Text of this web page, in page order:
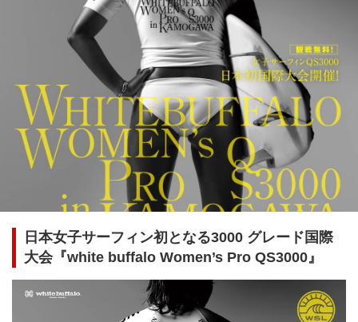
日本女子サーフィン初となる3000 グレード国際
大会『white buffalo Women’s Pro QS3000』